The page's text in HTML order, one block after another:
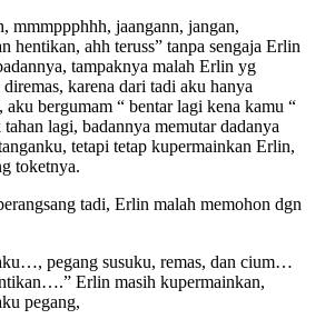
mmmppphhh, jaangann, jangan,
hentikan, ahh teruss” tanpa sengaja Erlin
tampaknya malah Erlin yg
karena dari tadi aku hanya
aku bergumam “ bentar lagi kena kamu “
lagi, badannya memutar dadanya
tetapi tetap kupermainkan Erlin,
toketnya.
tadi, Erlin malah memohon dgn
pegang susuku, remas, dan cium…
Erlin masih kupermainkan,
pegang,